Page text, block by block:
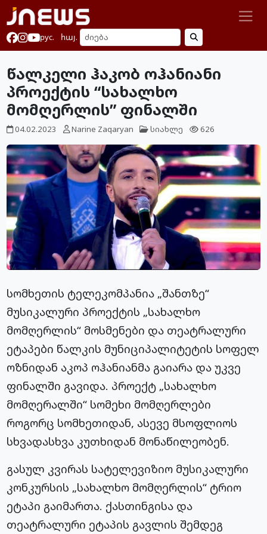
рус. հայ.
წალკელი ჰაკობ ოჰანიანი
პროექტის “სახალხო
მომღერლის” ფინალში
04.02.2023 Narine Zaqaryan სიახლე 626
სომხეთის ტელეკომპანია „შანთზე“
მუსიკალური პროექტის „სახალხო
მომღერლის“ მოსმენები და თეატრალური
ეტაპები წალკის მუნიციპალიტეტის სოფელ
ოზნიდან აკოპ ოჰანიანმა გაიარა და უკვე
ფინალში გავიდა. პროექტ „სახალხო
მომღერალში“ სომეხი მომღერლები
როგორც სომხეთიდან, ასევე მსოფლიოს
სხვადასხვა კუთხიდან მონაწილეობენ.
გასულ კვირას სატელევიზიო მუსიკალური
კონკურსის „სახალხო მომღერლის“ ტრიო
ეტაპი გაიმართა. ქასთინგისა და
თეატრალური ეტაპის გავლის შემდეგ